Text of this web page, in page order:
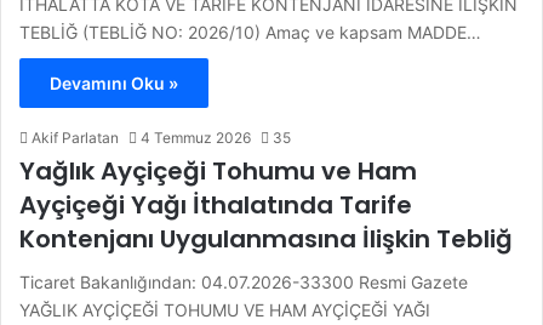
İTHALATTA KOTA VE TARİFE KONTENJANI İDARESİNE İLİŞKİN
TEBLİĞ (TEBLİĞ NO: 2026/10) Amaç ve kapsam MADDE…
Devamını Oku »
Akif Parlatan 4 Temmuz 2026 35
Yağlık Ayçiçeği Tohumu ve Ham
Ayçiçeği Yağı İthalatında Tarife
Kontenjanı Uygulanmasına İlişkin Tebliğ
Ticaret Bakanlığından: 04.07.2026-33300 Resmi Gazete
YAĞLIK AYÇİÇEĞİ TOHUMU VE HAM AYÇİÇEĞİ YAĞI